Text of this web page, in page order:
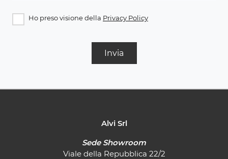
Ho preso visione della Privacy Policy
Invia
Alvi Srl
Sede Showroom
Viale della Repubblica 22/2